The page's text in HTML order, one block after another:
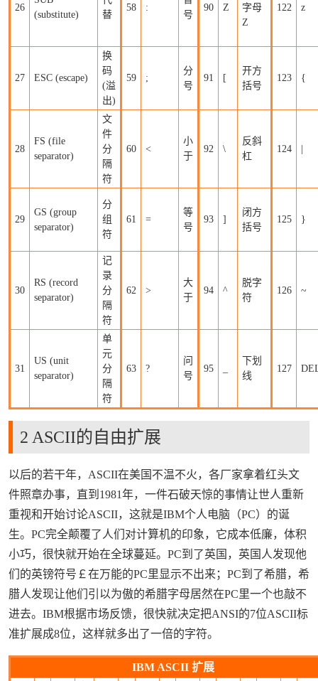
26
(substitute)
替
58 :
号
90 Z
字母
Z
122 z
27 ESC (escape)
换
码
(溢
出)
59 ;
分
号
91 [
开方
括号
123 {
28
FS (file
separator)
文
件
分
隔
符
60 <
小
于
92 \
反斜
杠
124
29
GS (group
separator)
分
组
符
61 =
等
号
93 ]
闭方
括号
125 }
30
RS (record
separator)
记
录
分
隔
符
62 >
大
于
94 ^
脱字
符
126 ~
31
US (unit
separator)
单
元
分
隔
符
63 ?
问
号
95
下划
线
127
2 ASCII的自由扩展
以后的若干年，ASCII在美国不温不火，各厂家拿着红头文
件照章办事，直到1981年，一件石破天惊的事情让世人重新
重视和开始讨论ASCII，这就是IBM个人电脑（PC）的诞
生。PC完全颠覆了人们对计算机的印象，它成本低廉，体积
小巧，很快就开始在全球蔓延。PC到了英国，英国人发现他
们的英镑符号￡在万能的PC里显示不出来；PC到了希腊，希
腊人发现让他们引以为傲的希腊字母居然在PC里一个也敲不
进去。IBM根据市场反馈，很快就决定把ANSI的7位ASCII标
准扩展成8位，这样就多出了一倍的字符。
IBM ASCII 扩展